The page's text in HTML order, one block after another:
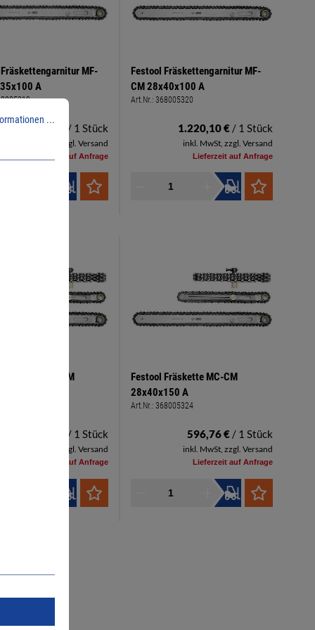
MF-
A
/ 1 Stück
inkl. MwSt, zzgl. Versand
Lieferzeit auf Anfrage
Festool Fräskettengarnitur MF-
CM 28x40x100 A
Art.Nr.: 368005320
1.220,10 € / 1 Stück
inkl. MwSt, zzgl. Versand
Lieferzeit auf Anfrage
Fräskette MC-CM
/ 1 Stück
inkl. MwSt, zzgl. Versand
Lieferzeit auf Anfrage
Festool Fräskette MC-CM
28x40x150 A
Art.Nr.: 368005324
596,76 € / 1 Stück
inkl. MwSt, zzgl. Versand
Lieferzeit auf Anfrage
...